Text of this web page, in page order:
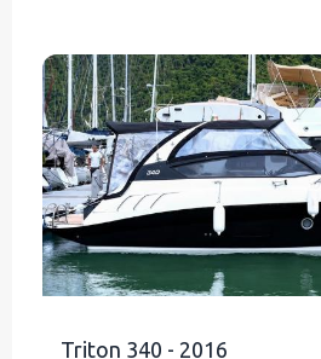
Triton 340 - 2016